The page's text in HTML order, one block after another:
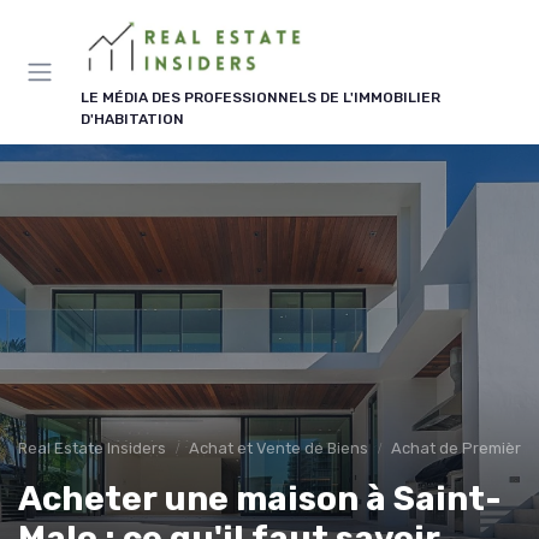
LE MÉDIA DES PROFESSIONNELS DE L'IMMOBILIER
D'HABITATION
Real Estate Insiders Achat et Vente de Biens Achat de Première
Acheter une maison à Saint-